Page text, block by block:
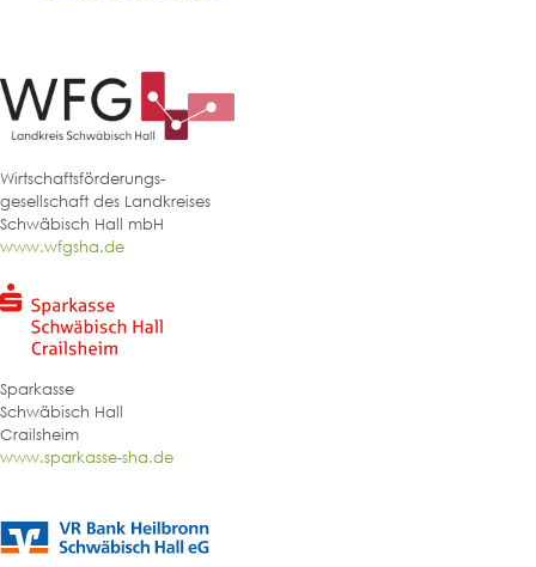
Wirtschaftsförderungs-
gesellschaft des Landkreises
Schwäbisch Hall mbH
www.wfgsha.de
Sparkasse
Schwäbisch Hall
Crailsheim
www.sparkasse-sha.de